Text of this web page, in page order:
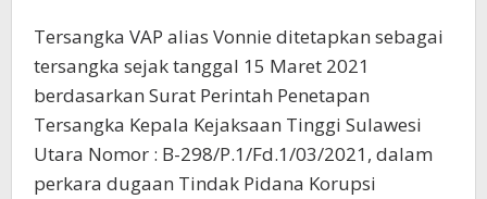
Tersangka VAP alias Vonnie ditetapkan sebagai
tersangka sejak tanggal 15 Maret 2021
berdasarkan Surat Perintah Penetapan
Tersangka Kepala Kejaksaan Tinggi Sulawesi
Utara Nomor : B-298/P.1/Fd.1/03/2021, dalam
perkara dugaan Tindak Pidana Korupsi